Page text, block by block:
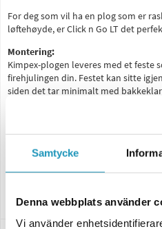
Samtycke
Denna webbplats använder
Vi använder
For deg som vil ha en plog som er
løftehøyde, er Click n Go LT det
Montering:
Kimpex-plogen leveres med et feste
firehjulingen din. Festet kan sitte
siden det tar minimalt med
montert kan det trenges visse
Høyde: 43 cm